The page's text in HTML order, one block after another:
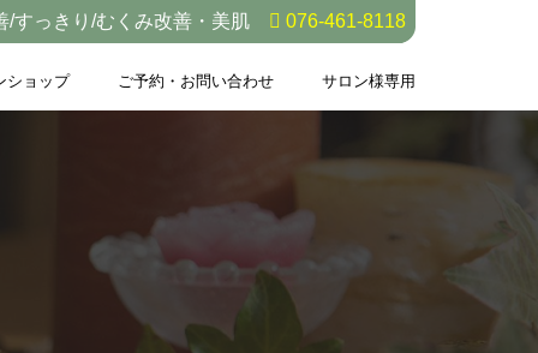
/すっきり/むくみ改善・美肌 076-461-8118
ショップ ご予約・お問い合わせ サロン様専用